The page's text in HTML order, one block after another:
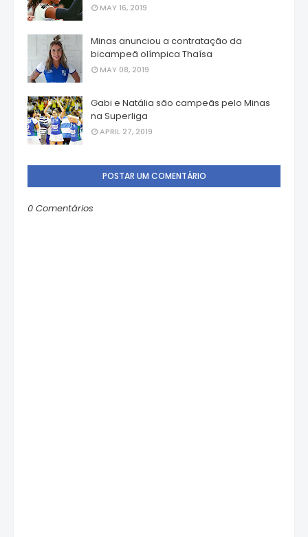
MAY 16, 2019
Minas anunciou a contratação da
bicampeã olímpica Thaísa
MAY 08, 2019
Gabi e Natália são campeãs pelo Minas
na Superliga
APRIL 27, 2019
POSTAR UM COMENTÁRIO
0 Comentários